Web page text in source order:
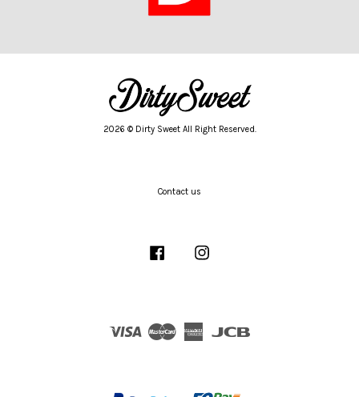
2026 © Dirty Sweet All Right Reserved.
Contact us
Facebook
Visa
American